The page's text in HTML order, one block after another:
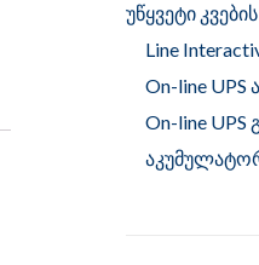
უწყვეტი
Line
On-line
On-line UPS